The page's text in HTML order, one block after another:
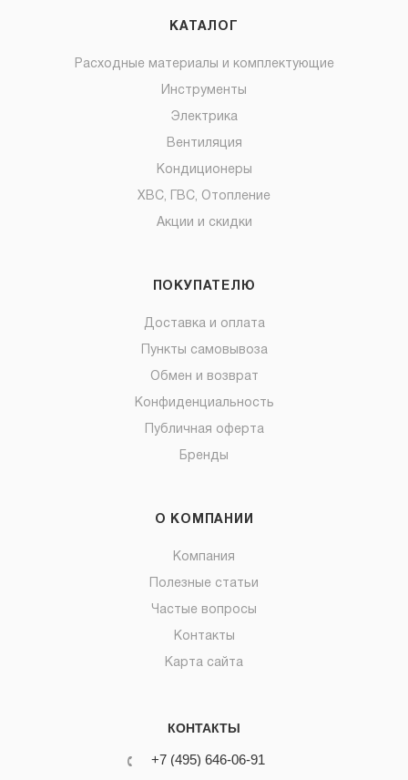
КАТАЛОГ
Расходные материалы и комплектующие
Инструменты
Электрика
Вентиляция
Кондиционеры
ХВС, ГВС, Отопление
Акции и скидки
ПОКУПАТЕЛЮ
Доставка и оплата
Пункты самовывоза
Обмен и возврат
Конфиденциальность
Публичная оферта
Бренды
О КОМПАНИИ
Компания
Полезные статьи
Частые вопросы
Контакты
Карта сайта
КОНТАКТЫ
+7 (495) 646-06-91